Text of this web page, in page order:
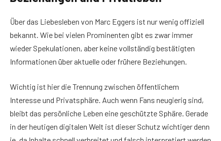
Über das Liebesleben von Marc Eggers ist nur wenig offiziell
bekannt. Wie bei vielen Prominenten gibt es zwar immer
wieder Spekulationen, aber keine vollständig bestätigten
Informationen über aktuelle oder frühere Beziehungen.
Wichtig ist hier die Trennung zwischen öffentlichem
Interesse und Privatsphäre. Auch wenn Fans neugierig sind,
bleibt das persönliche Leben eine geschützte Sphäre. Gerade
in der heutigen digitalen Welt ist dieser Schutz wichtiger denn